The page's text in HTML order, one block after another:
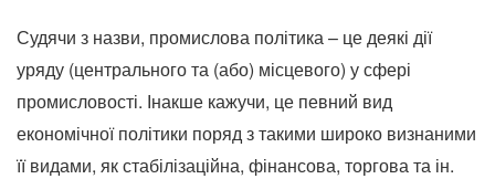
Судячи з назви, промислова політика – це деякі дії
уряду (центрального та (або) місцевого) у сфері
промисловості. Інакше кажучи, це певний вид
економічної політики поряд з такими широко визнаними
її видами, як стабілізаційна, фінансова, торгова та ін.